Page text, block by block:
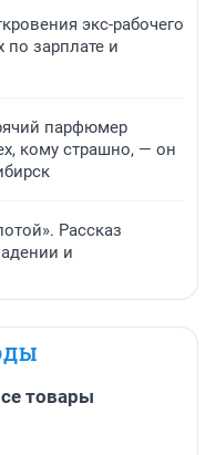
экс-рабочего
зарплате и
парфюмер
кому страшно, — он
Рассказ
и
товары